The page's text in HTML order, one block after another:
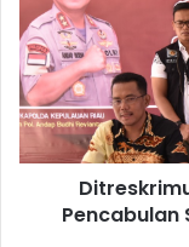
Pencabulan